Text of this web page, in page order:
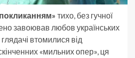
покликанням» тихо, без гучної
завоював любов українських
втомилися від
«мильних опер», ця